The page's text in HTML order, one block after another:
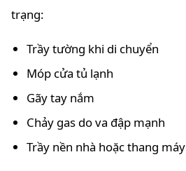
trạng:
Trầy tường khi di chuyển
Móp cửa tủ lạnh
Gãy tay nắm
Chảy gas do va đập mạnh
Trầy nền nhà hoặc thang máy